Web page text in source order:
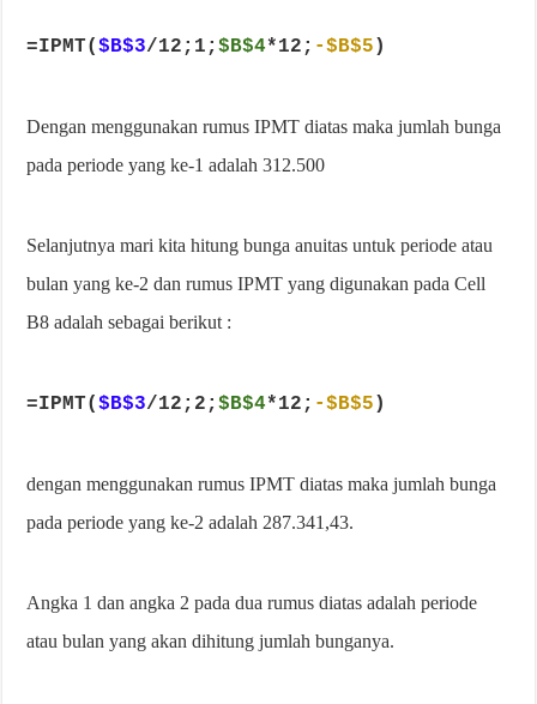
=IPMT($B$3/12;1;$B$4*12; -$B$5 )
Dengan menggunakan rumus IPMT diatas maka jumlah bunga
pada periode yang ke-1 adalah 312.500
Selanjutnya mari kita hitung bunga anuitas untuk periode atau
bulan yang ke-2 dan rumus IPMT yang digunakan pada Cell
B8 adalah sebagai berikut :
=IPMT($B$3/12;2;$B$4*12; -$B$5 )
dengan menggunakan rumus IPMT diatas maka jumlah bunga
pada periode yang ke-2 adalah 287.341,43.
Angka 1 dan angka 2 pada dua rumus diatas adalah periode
atau bulan yang akan dihitung jumlah bunganya.